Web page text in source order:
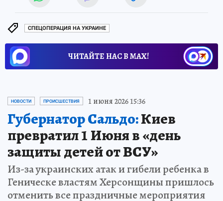
СПЕЦОПЕРАЦИЯ НА УКРАИНЕ
ЧИТАЙТЕ НАС В МАХ!
НОВОСТИ ПРОИСШЕСТВИЯ 1 июня 2026 15:36
Губернатор Сальдо:Киев
превратил 1 Июня в «день
защиты детей от ВСУ»
Из-за украинских атак и гибели ребенка в
Геническе властям Херсонщины пришлось
отменить все праздничные мероприятия